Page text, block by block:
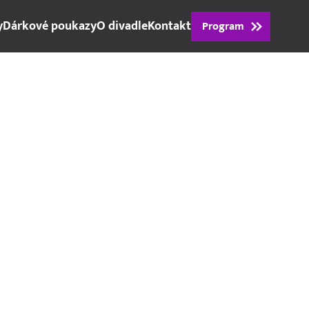
Dárkové poukazyO divadleKontakt Program